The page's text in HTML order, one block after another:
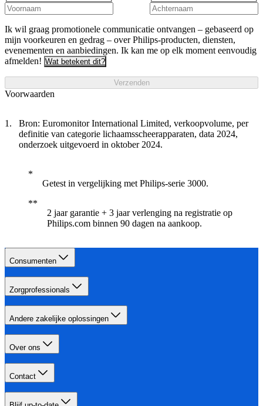
Ik wil graag promotionele communicatie ontvangen – gebaseerd op
mijn voorkeuren en gedrag – over Philips-producten, diensten,
evenementen en aanbiedingen. Ik kan me op elk moment eenvoudig
afmelden! Wat betekent dit?
Verzenden
Voorwaarden
Bron: Euromonitor International Limited, verkoopvolume, per
definitie van categorie lichaamsscheerapparaten, data 2024,
onderzoek uitgevoerd in oktober 2024.
Getest in vergelijking met Philips-serie 3000.
2 jaar garantie + 3 jaar verlenging na registratie op
Philips.com binnen 90 dagen na aankoop.​
Consumenten
Zorgprofessionals
Andere zakelijke oplossingen
Over ons
Contact